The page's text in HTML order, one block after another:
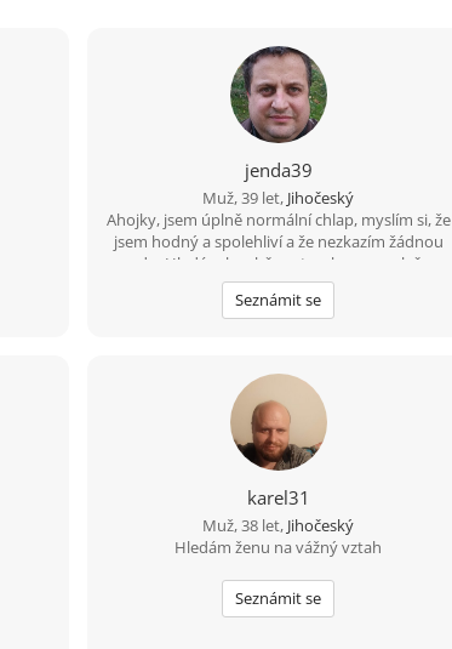
jenda39
Muž, 39 let, Jihočeský
Ahojky, jsem úplně normální chlap, myslím si, že
jsem hodný a spolehliví a že nezkazím žádnou
srandu. Hledám k sobě partnerku na společnou
a pohodovou cestu životem. Malé dítě není
překážkou????
Seznámit se
karel31
Muž, 38 let, Jihočeský
Hledám ženu na vážný vztah
Seznámit se